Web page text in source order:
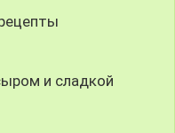
и сладкой